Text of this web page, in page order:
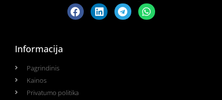
Informacija
Pagrindinis
Kainos
Privatumo politika